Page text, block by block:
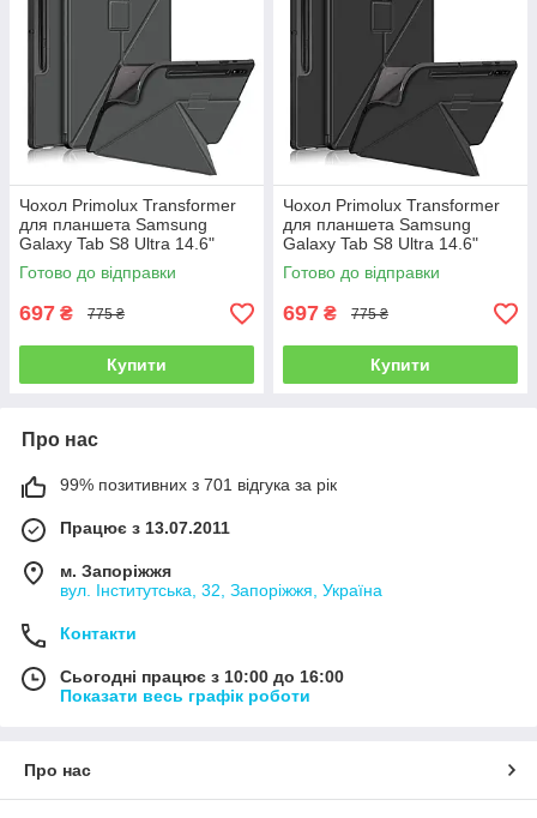
Чохол Primolux Transformer
для планшета Samsung
Galaxy Tab S8 Ultra 14.6"
(SM-X900 / SM-X906) - Grey
Готово до відправки
697 ₴ 775 ₴
Купити
Чохол Primolux Transformer
для планшета Samsung
Galaxy Tab S8 Ultra 14.6"
(SM-X900 / SM-X906) - Black
Готово до відправки
697 ₴ 775 ₴
Купити
Про нас
99% позитивних з 701 відгука за рік
Працює з 13.07.2011
м. Запоріжжя
вул. Інститутська, 32, Запоріжжя, Україна
Контакти
Сьогодні працює з 10:00 до 16:00
Показати весь графік роботи
Про нас